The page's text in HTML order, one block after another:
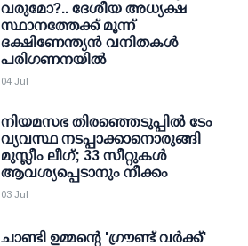
വരുമോ?.. ദേശീയ അധ്യക്ഷ
സ്ഥാനത്തേക്ക് മൂന്ന്
ദക്ഷിണേന്ത്യന്‍ വനിതകള്‍
പരിഗണനയില്‍
04 Jul
നിയമസഭ തിരഞ്ഞെടുപ്പില്‍ ടേം
വ്യവസ്ഥ നടപ്പാക്കാനൊരുങ്ങി
മുസ്ലീം ലീഗ്; 33 സീറ്റുകള്‍
ആവശ്യപ്പെടാനും നീക്കം
03 Jul
ചാണ്ടി ഉമ്മന്റെ 'ഗ്രൗണ്ട് വര്‍ക്ക്'